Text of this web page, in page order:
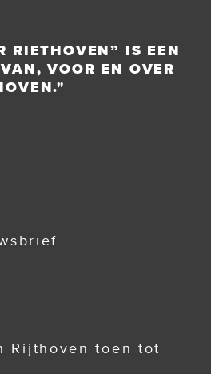
RIETHOVEN” IS EEN
VOOR EN OVER
Rijthoven toen tot